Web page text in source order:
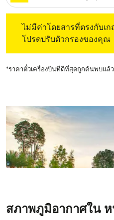
ไม่มีค่าโดยสารที่ตรงกับ
โปรดปรับตัวกรองของคุณ
*ราคาตั๋วเครื่องบินที่ดีที่สุดถูกค้นพบแล้
สภาพภูมิอากาศใน